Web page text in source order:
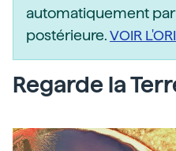
automatiquement par
postérieure.VOIR
Regarde la